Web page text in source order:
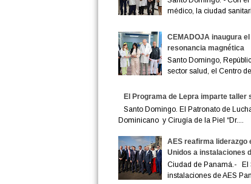
médico, la ciudad
CEMADOJA inaugura
resonancia magnética
Santo Domingo,
sector salud, el Centro
El Programa de Lepra imparte
Santo Domingo. El Patronato de
Dominicano y Cirugía de la Piel “Dr....
AES reafirma liderazgo
Unidos a instalaciones
Ciudad de Panamá.- El
instalaciones de AES